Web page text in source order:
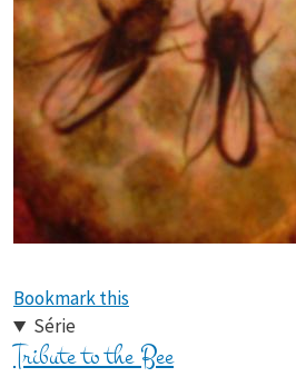
Bookmark this
Série
Tribute to the Bee